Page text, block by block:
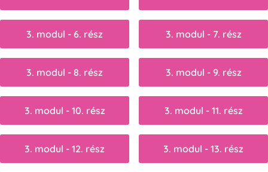
3. modul - 6. rész 3. modul - 7. rész
3. modul - 8. rész 3. modul - 9. rész
3. modul - 10. rész 3. modul - 11. rész
3. modul - 12. rész 3. modul - 13. rész